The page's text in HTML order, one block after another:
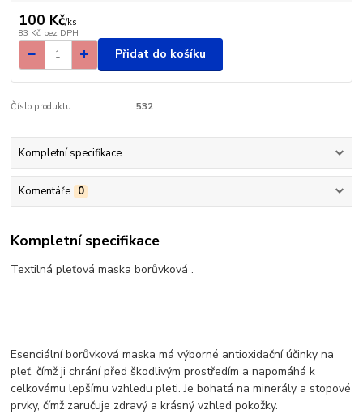
100 Kč/ks
83 Kč bez DPH
Přidat do košíku
Číslo produktu: 532
Kompletní specifikace
Komentáře 0
Kompletní specifikace
Textilná pleťová maska borůvková .
Esenciální borůvková maska má výborné antioxidační účinky na
pleť, čímž ji chrání před škodlivým prostředím a napomáhá k
celkovému lepšímu vzhledu pleti. Je bohatá na minerály a stopové
prvky, čímž zaručuje zdravý a krásný vzhled pokožky.